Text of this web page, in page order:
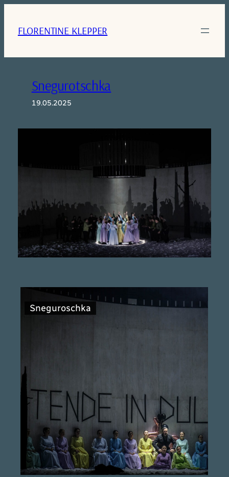
springen
FLORENTINE KLEPPER
Snegurotschka
19.05.2025
Sneguroschka